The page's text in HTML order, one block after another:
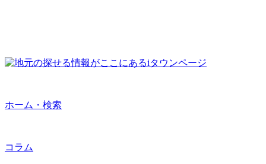
ホーム・検索
コラム